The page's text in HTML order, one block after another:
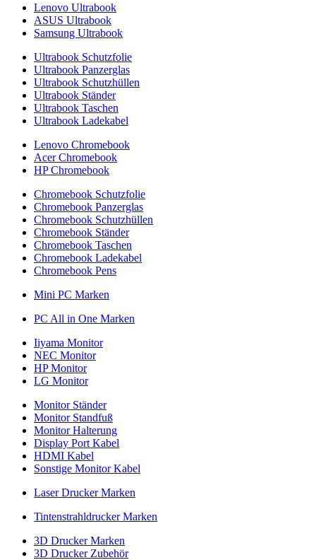
Lenovo Ultrabook
ASUS Ultrabook
Samsung Ultrabook
Ultrabook Schutzfolie
Ultrabook Panzerglas
Ultrabook Schutzhüllen
Ultrabook Ständer
Ultrabook Taschen
Ultrabook Ladekabel
Lenovo Chromebook
Acer Chromebook
HP Chromebook
Chromebook Schutzfolie
Chromebook Panzerglas
Chromebook Schutzhüllen
Chromebook Ständer
Chromebook Taschen
Chromebook Ladekabel
Chromebook Pens
Mini PC Marken
PC All in One Marken
Iiyama Monitor
NEC Monitor
HP Monitor
LG Monitor
Monitor Ständer
Monitor Standfuß
Monitor Halterung
Display Port Kabel
HDMI Kabel
Sonstige Monitor Kabel
Laser Drucker Marken
Tintenstrahldrucker Marken
3D Drucker Marken
3D Drucker Zubehör